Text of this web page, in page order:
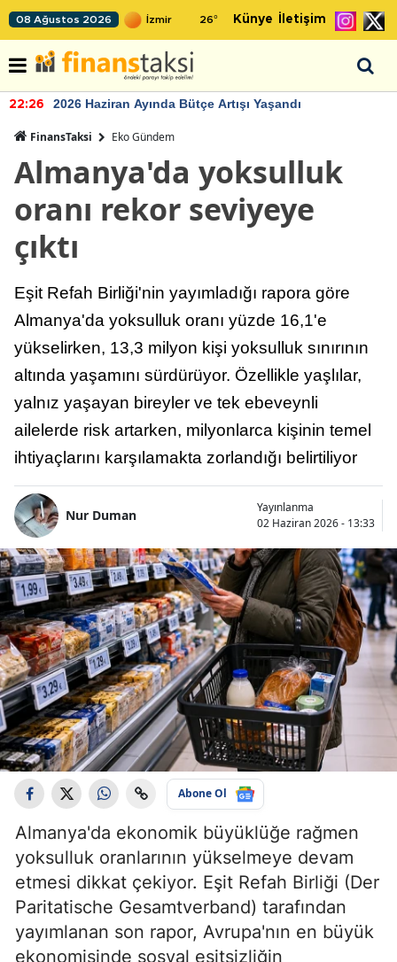
08 Ağustos 2026 26° Künye İletişim
22:26 2026 Haziran Ayında Bütçe Artışı Yaşandı
FinansTaksi Eko Gündem
Almanya'da yoksulluk
oranı rekor seviyeye
çıktı
Eşit Refah Birliği'nin yayımladığı rapora göre
Almanya'da yoksulluk oranı yüzde 16,1'e
yükselirken, 13,3 milyon kişi yoksulluk sınırının
altında yaşamını sürdürüyor. Özellikle yaşlılar,
yalnız yaşayan bireyler ve tek ebeveynli
ailelerde risk artarken, milyonlarca kişinin temel
ihtiyaçlarını karşılamakta zorlandığı belirtiliyor
Nur Duman
Yayınlanma
02 Haziran 2026 - 13:33
Abone Ol
Almanya'da ekonomik büyüklüğe rağmen
yoksulluk oranlarının yükselmeye devam
etmesi dikkat çekiyor. Eşit Refah Birliği (Der
Paritatische Gesamtverband) tarafından
yayımlanan son rapor, Avrupa'nın en büyük
ekonomisinde sosyal eşitsizliğin